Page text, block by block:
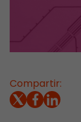
Compartir: